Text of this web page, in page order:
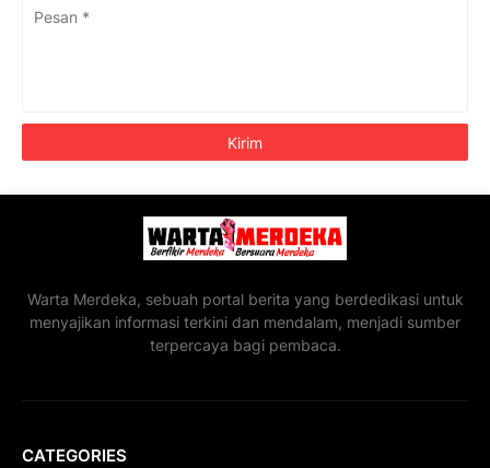
Warta Merdeka, sebuah portal berita yang berdedikasi untuk
menyajikan informasi terkini dan mendalam, menjadi sumber
terpercaya bagi pembaca.
CATEGORIES